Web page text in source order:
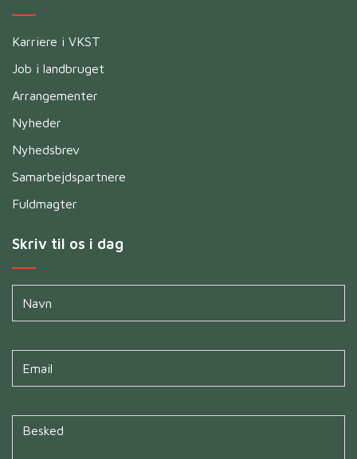
Karriere i VKST
Job i landbruget
Arrangementer
Nyheder
Nyhedsbrev
Samarbejdspartnere
Fuldmagter
Skriv til os i dag